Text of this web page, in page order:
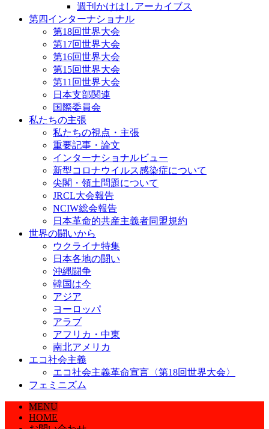
週刊かけはしアーカイブス
第四インターナショナル
第18回世界大会
第17回世界大会
第16回世界大会
第15回世界大会
第11回世界大会
日本支部関連
国際委員会
私たちの主張
私たちの視点・主張
重要記事・論文
インターナショナルビュー
新型コロナウイルス感染症について
尖閣・領土問題について
JRCL大会報告
NCIW総会報告
日本革命的共産主義者同盟規約
世界の闘いから
ウクライナ特集
日本各地の闘い
沖縄闘争
韓国は今
アジア
ヨーロッパ
アラブ
アフリカ・中東
南北アメリカ
エコ社会主義
エコ社会主義革命宣言〈第18回世界大会〉
フェミニズム
MENU
HOME